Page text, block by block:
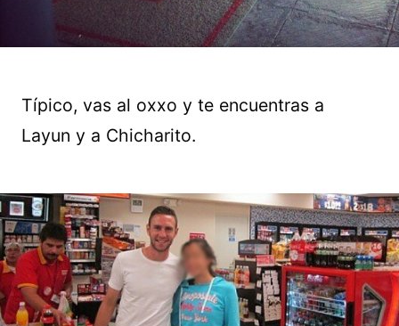
Típico, vas al oxxo y te encuentras a
Layun y a Chicharito.